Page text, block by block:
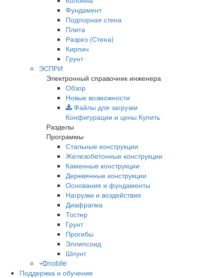
Фундамент
Подпорная стена
Плита
Разрез (Стена)
Кирпич
Грунт
ЭСПРИ
Электронный справочник инженера
Обзор
Новые возможности
Файлы для загрузки
Конфигурации и цены Купить
Разделы
Программы
Стальные конструкции
Железобетонные конструкции
Каменные конструкции
Деревянные конструкции
Основания и фундаменты
Нагрузки и воздействия
Диафрагма
Тостер
Грунт
Прогибы
Эллипсоид
Шпунт
mobile
Поддержка и обучение